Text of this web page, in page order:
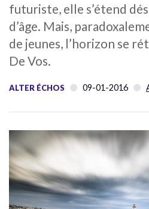
futuriste, elle s’étend
d’âge. Mais,
de jeunes, l’horizon se
De Vos.
ALTER ÉCHOS 09-01-2016